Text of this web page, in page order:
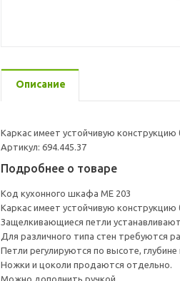
Описание
Каркас имеет устойчивую
Артикул: 694.445.37
Подробнее о товаре
Код кухонного шкафа ME 203
Каркас имеет устойчивую
Защелкивающиеся петли
Для различного типа стен требуются
Петли регулируются по высоте,
Ножки и цоколи продаются отдельно.
Можно дополнить ручкой.